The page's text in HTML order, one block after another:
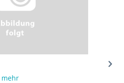
mehr